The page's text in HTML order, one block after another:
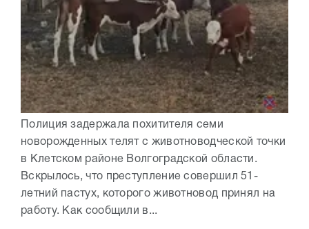
Полиция задержала похитителя семи
новорожденных телят с животноводческой точки
в Клетском районе Волгоградской области.
Вскрылось, что преступление совершил 51-
летний пастух, которого животновод принял на
работу. Как сообщили в...